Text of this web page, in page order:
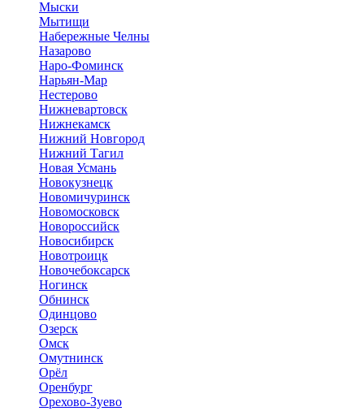
Мыски
Мытищи
Набережные Челны
Назарово
Наро-Фоминск
Нарьян-Мар
Нестерово
Нижневартовск
Нижнекамск
Нижний Новгород
Нижний Тагил
Новая Усмань
Новокузнецк
Новомичуринск
Новомосковск
Новороссийск
Новосибирск
Новотроицк
Новочебоксарск
Ногинск
Обнинск
Одинцово
Озерск
Омск
Омутнинск
Орёл
Оренбург
Орехово-Зуево